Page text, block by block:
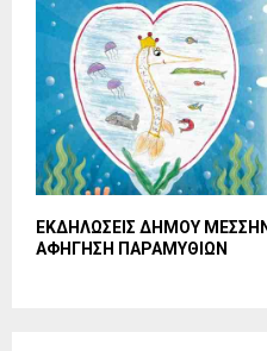
ΕΚΔΗΛΩΣΕΙΣ ΔΗΜΟΥ
ΑΦΗΓΗΣΗ ΠΑΡΑΜΥΘΙΩΝ